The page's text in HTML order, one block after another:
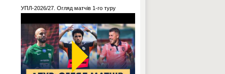
УПЛ-2026/27. Огляд матчів 1-го туру